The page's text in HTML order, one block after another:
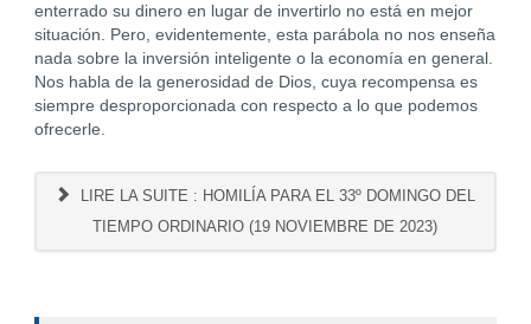
enterrado su dinero en lugar de invertirlo no está en mejor
situación. Pero, evidentemente, esta parábola no nos enseña
nada sobre la inversión inteligente o la economía en general.
Nos habla de la generosidad de Dios, cuya recompensa es
siempre desproporcionada con respecto a lo que podemos
ofrecerle.
LIRE LA SUITE : HOMILÍA PARA EL 33º DOMINGO DEL
TIEMPO ORDINARIO (19 NOVIEMBRE DE 2023)